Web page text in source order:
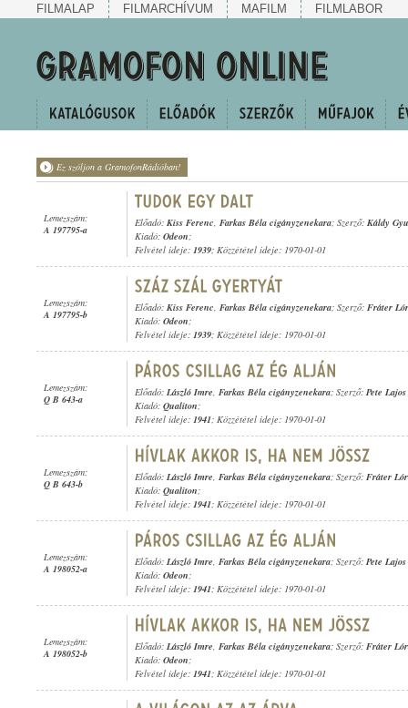
FILMALAP FILMARCHÍVUM MAFILM FILMLABOR
Ez szóljon a GramofonRádióban!
Lemezszám:
A 197795-a
Előadó: Kiss Ferenc, Farkas Béla cigányzenekara; Szerző: Káldy
Kiadó: Odeon;
Felvétel ideje: 1939; Közzététel ideje: 1970-01-01
Lemezszám:
A 197795-b
Előadó: Kiss Ferenc, Farkas Béla cigányzenekara; Szerző: Fráter
Kiadó: Odeon;
Felvétel ideje: 1939; Közzététel ideje: 1970-01-01
Lemezszám:
Q B 643-a
Előadó: László Imre, Farkas Béla cigányzenekara; Szerző: Pete Lajos
Kiadó: Qualiton;
Felvétel ideje: 1941; Közzététel ideje: 1970-01-01
Lemezszám:
Q B 643-b
Előadó: László Imre, Farkas Béla cigányzenekara; Szerző: Fráter
Kiadó: Qualiton;
Felvétel ideje: 1941; Közzététel ideje: 1970-01-01
Lemezszám:
A 198052-a
Előadó: László Imre, Farkas Béla cigányzenekara; Szerző: Pete Lajos
Kiadó: Odeon;
Felvétel ideje: 1941; Közzététel ideje: 1970-01-01
Lemezszám:
A 198052-b
Előadó: László Imre, Farkas Béla cigányzenekara; Szerző: Fráter
Kiadó: Odeon;
Felvétel ideje: 1941; Közzététel ideje: 1970-01-01